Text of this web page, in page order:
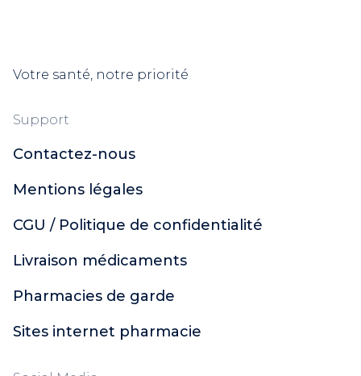
Votre santé, notre priorité
Support
Contactez-nous
Mentions légales
CGU / Politique de confidentialité
Livraison médicaments
Pharmacies de garde
Sites internet pharmacie